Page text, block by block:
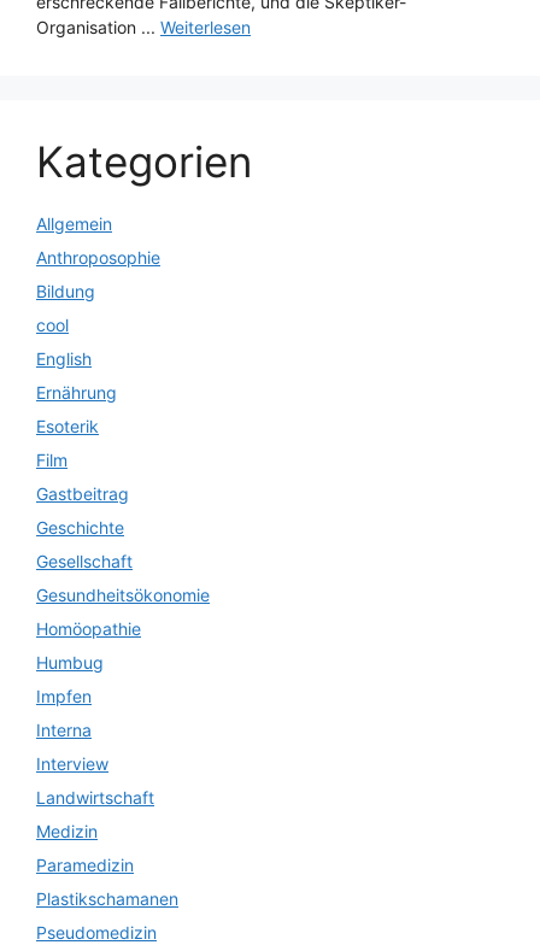
Organisation ... Weiterlesen
Kategorien
Allgemein
Anthroposophie
Bildung
cool
English
Ernährung
Esoterik
Film
Gastbeitrag
Geschichte
Gesellschaft
Gesundheitsökonomie
Homöopathie
Humbug
Impfen
Interna
Interview
Landwirtschaft
Medizin
Paramedizin
Plastikschamanen
Pseudomedizin